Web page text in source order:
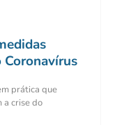
prática que
a crise do